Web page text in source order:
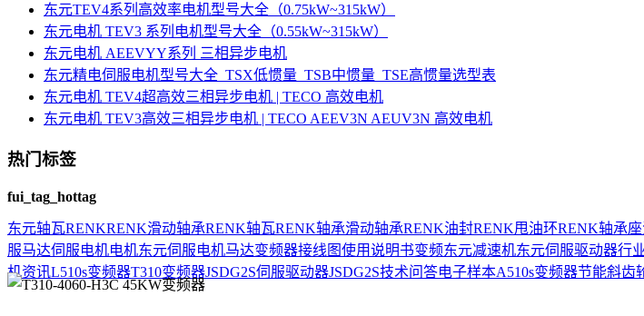
东元TEV4系列高效率电机型号大全（0.75kW~315kW）
东元电机 TEV3 系列电机型号大全（0.55kW~315kW）
东元电机 AEEVYY系列 三相异步电机
东元精电伺服电机型号大全_TSX低惯量_TSB中惯量_TSE高惯量选型表
东元电机 TEV4超高效三相异步电机 | TECO 高效电机
东元电机 TEV3高效三相异步电机 | TECO AEEV3N AEUV3N 高效电机
热门标签
fui_tag_hottag
东元轴瓦RENKRENK滑动轴承RENK轴瓦RENK轴承滑动轴承RENK油封RENK甩油环RENK轴承座
服马达伺服电机电机东元伺服电机马达变频器接线图使用说明书变频东元减速机东元伺服驱动器行
机资讯L510s变频器T310变频器JSDG2S伺服驱动器JSDG2S技术问答电子样本A510s变频器节能斜齿